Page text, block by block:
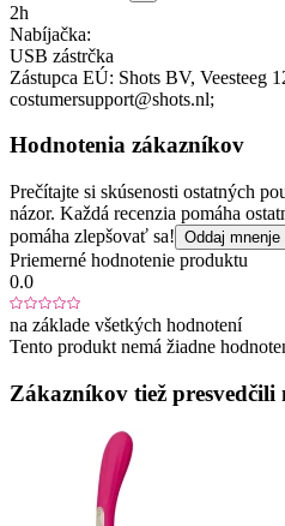
2h
Nabíjačka:
USB zástrčka
Zástupca EÚ: Shots BV, Veesteeg
costumersupport@shots.nl;
Hodnotenia zákazníkov
Prečítajte si skúsenosti ostatných
názor. Každá recenzia pomáha
pomáha zlepšovať sa! Oddaj mnenje
Priemerné hodnotenie produktu
0.0
na základe všetkých hodnotení
Tento produkt nemá žiadne
Zákazníkov tiež presvedčili